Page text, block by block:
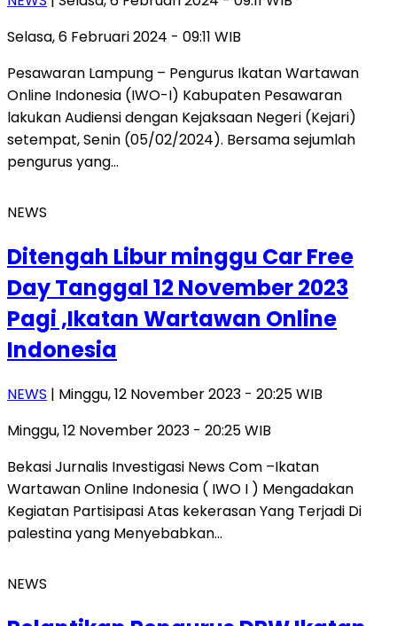
Selasa, 6 Februari 2024 - 09:11 WIB
Pesawaran Lampung – Pengurus Ikatan Wartawan
Online Indonesia (IWO-I) Kabupaten Pesawaran
lakukan Audiensi dengan Kejaksaan Negeri (Kejari)
setempat, Senin (05/02/2024). Bersama sejumlah
pengurus yang…
NEWS
Ditengah Libur minggu Car Free
Day Tanggal 12 November 2023
Pagi ,Ikatan Wartawan Online
Indonesia
NEWS | Minggu, 12 November 2023 - 20:25 WIB
Minggu, 12 November 2023 - 20:25 WIB
Bekasi Jurnalis Investigasi News Com –Ikatan
Wartawan Online Indonesia ( IWO I ) Mengadakan
Kegiatan Partisipasi Atas kekerasan Yang Terjadi Di
palestina yang Menyebabkan…
NEWS